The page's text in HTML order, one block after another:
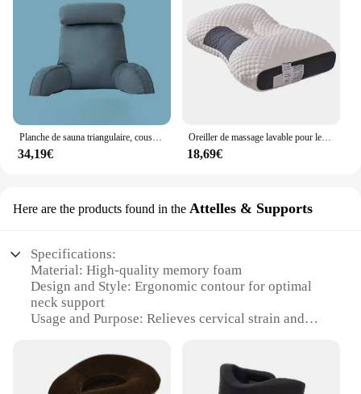
Planche de sauna triangulaire, coussin de lecture, grand traversin, dossier, support de positionnement, cale pour le corps, oreiller de couchage pour lit, sanglier
34,19€
Oreiller de massage lavable pour le spa, soutien cervical, aide à dormir, non collamentaire, protège le cou, les vertèbres, textile de maison
18,69€
Here are the products found in the Attelles & Supports
Specifications:
Material: High-quality memory foam
Design and Style: Ergonomic contour for optimal
neck support
Usage and Purpose: Relieves cervical strain and
Performance and Property: Durable and long-lasting
Shape or Size or Weight or Quantity: Compact and
lightweight for easy portability